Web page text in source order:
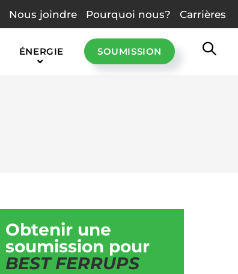
Nous joindre Pourquoi nous? Carrières
ÉNERGIE SOUMISSION
Obtenir une
soumission pour
BEST FERRUPS